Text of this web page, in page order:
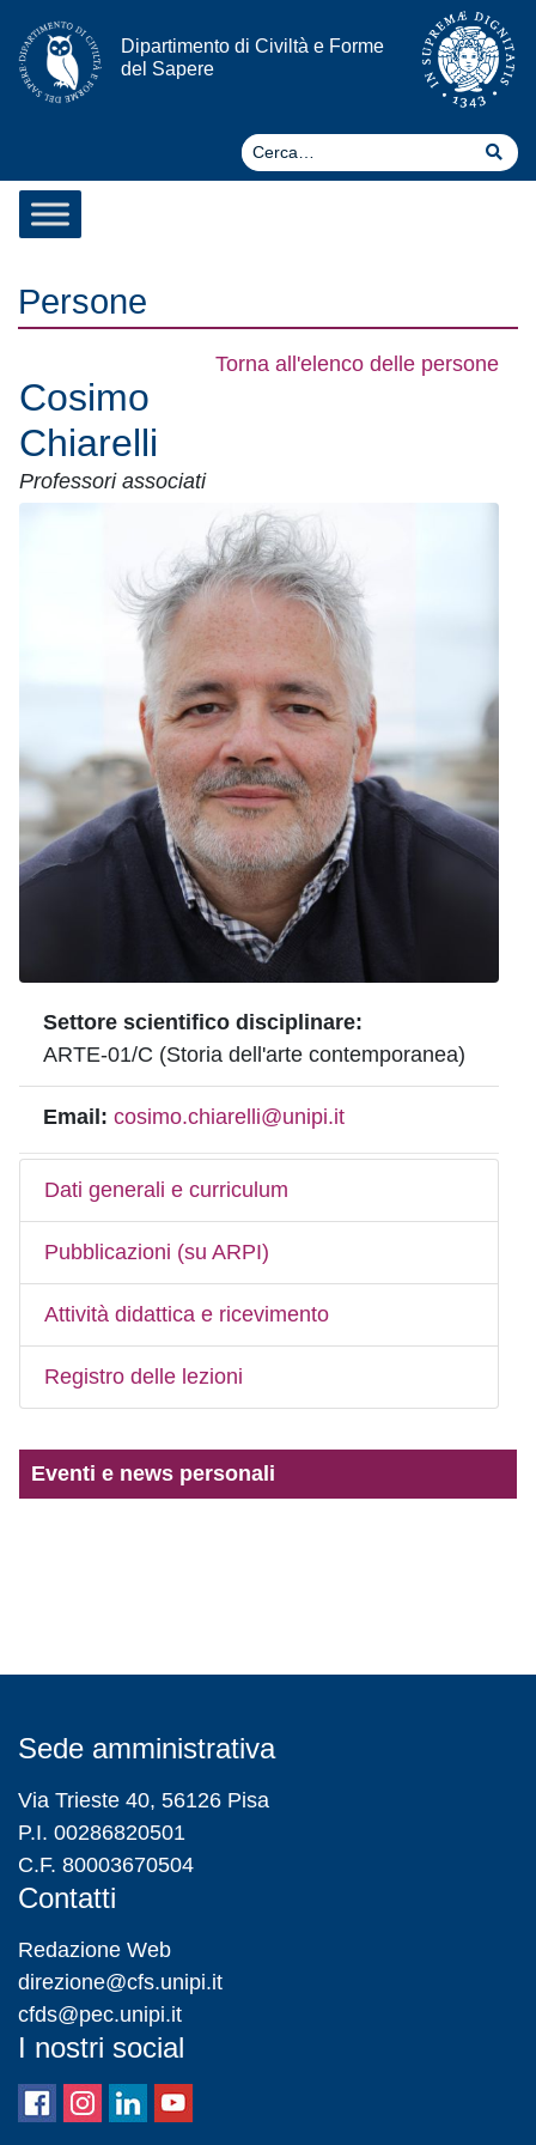
Vai al contenuto
Dipartimento di Civiltà e Forme
del Sapere
Persone
Torna all'elenco delle persone
Cosimo
Chiarelli
Professori associati
Settore scientifico disciplinare:
ARTE-01/C (Storia dell'arte contemporanea)
Email: cosimo.chiarelli@unipi.it
Dati generali e curriculum
Pubblicazioni (su ARPI)
Attività didattica e ricevimento
Registro delle lezioni
Eventi e news personali
Sede amministrativa
Via Trieste 40, 56126 Pisa
P.I. 00286820501
C.F. 80003670504
Contatti
Redazione Web
direzione@cfs.unipi.it
cfds@pec.unipi.it
I nostri social